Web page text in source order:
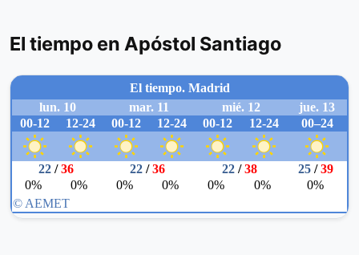
El tiempo en Apóstol Santiago